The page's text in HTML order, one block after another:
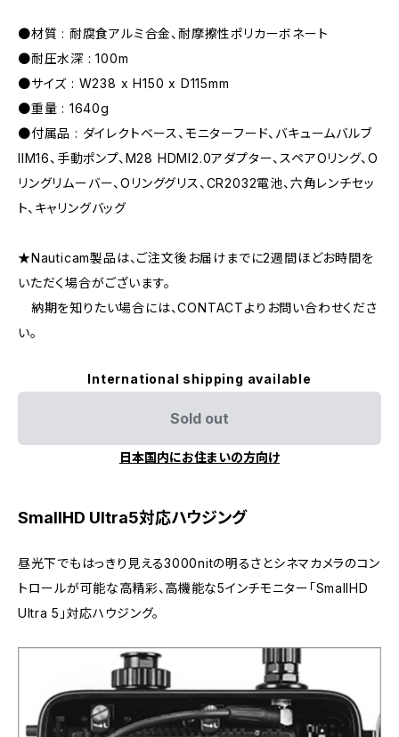
●材質 : 耐腐食アルミ合金、耐摩擦性ポリカーボネート
●耐圧水深 : 100m
●サイズ : W238 x H150 x D115mm
●重量 : 1640g
●付属品 : ダイレクトベース、モニターフード、バキュームバルブ
IIM16、手動ポンプ、M28 HDMI2.0アダプター、スペアOリング、O
リングリムーバー、Oリンググリス、CR2032電池、六角レンチセッ
ト、キャリングバッグ
★Nauticam製品は、ご注文後お届けまでに2週間ほどお時間を
いただく場合がございます。
納期を知りたい場合には、CONTACTよりお問い合わせくださ
い。
International shipping available
Sold out
日本国内にお住まいの方向け
SmallHD Ultra5対応ハウジング
昼光下でもはっきり見える3000nitの明るさとシネマカメラのコン
トロールが可能な高精彩、高機能な5インチモニター「SmallHD
Ultra 5」対応ハウジング。